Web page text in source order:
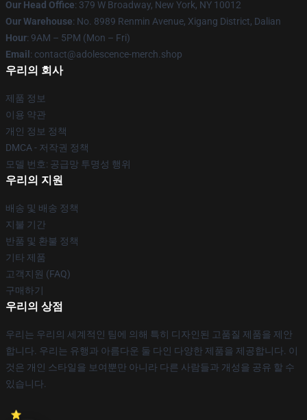
Our Head Office: 379 W Broadway, New York, NY 10012
Our Warehouse: No. 8989 Renmin Avenue, Xigang District, Dalian
Hour: 9AM – 5PM (Mon – Fri)
Email : contact@adolescence-merch.shop
우리의 회사
제품 정보
이용 약관
개인 정보 정책
DMCA - 저작권 정책
모델 번호: 공급망 투명성 행위
우리의 지원
배송 및 배송 정책
지불 기간
반품 및 환불 정책
기타 제품
고객지원 (FAQ)
구매하기
우리의 상점
우리는 우리의 세계적인 팀에 의해 특히 디자인된 고품질 제품을 제안
합니다. 우리는 유행과 아름다운 둘 다인 다양한 제품을 제공합니다. 이
것은 개인 스타일을 보여뿐만 아니라 다른 사람들과 개성을 공유 할 수
있습니다.